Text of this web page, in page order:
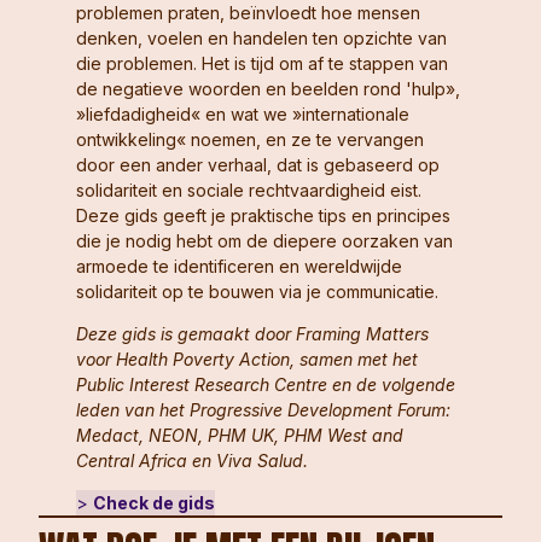
problemen praten, beïnvloedt hoe mensen
denken, voelen en handelen ten opzichte van
die problemen. Het is tijd om af te stappen van
de negatieve woorden en beelden rond 'hulp»,
»liefdadigheid« en wat we »internationale
ontwikkeling« noemen, en ze te vervangen
door een ander verhaal, dat is gebaseerd op
solidariteit en sociale rechtvaardigheid eist.
Deze gids geeft je praktische tips en principes
die je nodig hebt om de diepere oorzaken van
armoede te identificeren en wereldwijde
solidariteit op te bouwen via je communicatie.
Deze gids is gemaakt door Framing Matters
voor Health Poverty Action, samen met het
Public Interest Research Centre en de volgende
leden van het Progressive Development Forum:
Medact, NEON, PHM UK, PHM West and
Central Africa en Viva Salud.
> Check de gids